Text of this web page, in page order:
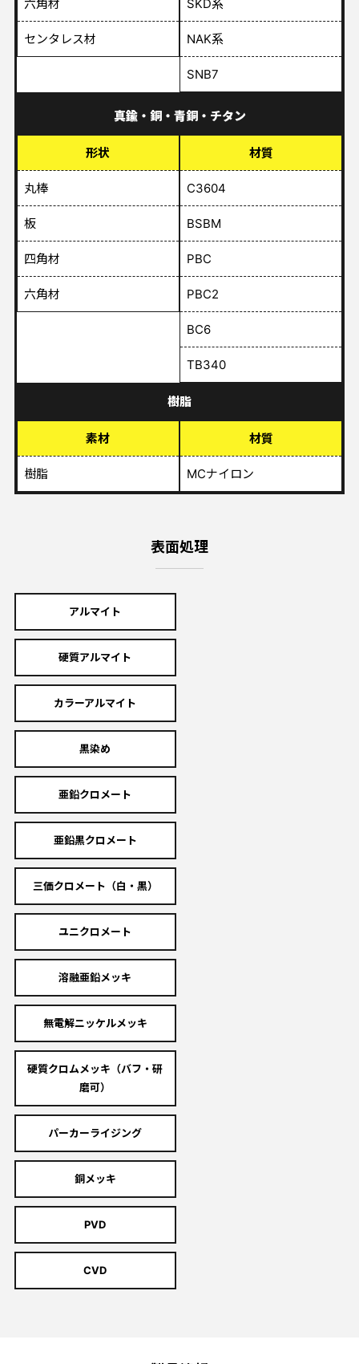
六角材
センタレス材
SKD系
NAK系
SNB7
真鍮・銅・青銅・チタン
形状
丸棒
板
四角材
六角材
材質
C3604
BSBM
PBC
PBC2
BC6
TB340
樹脂
素材
樹脂
材質
MCナイロン
表面処理
アルマイト
硬質アルマイト
カラーアルマイト
黒染め
亜鉛クロメート
亜鉛黒クロメート
三価クロメート（白・黒）
ユニクロメート
溶融亜鉛メッキ
無電解ニッケルメッキ
硬質クロムメッキ（バフ・研
磨可）
パーカーライジング
銅メッキ
PVD
CVD